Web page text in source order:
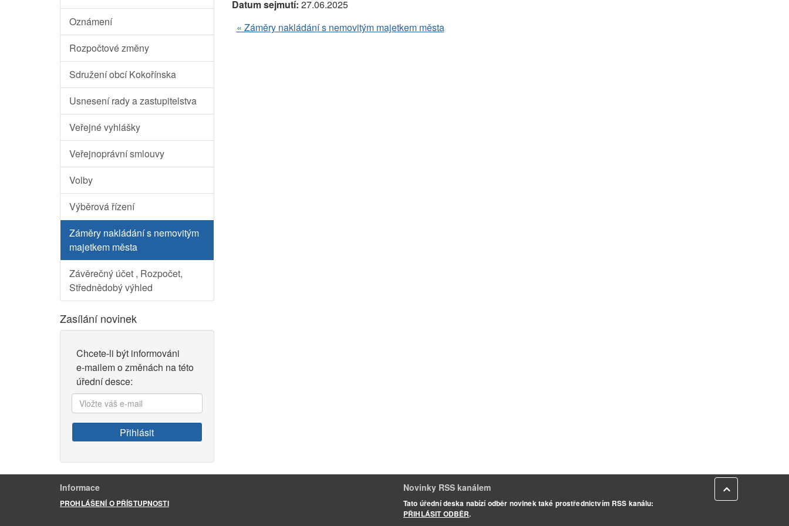
Oznámení
Rozpočtové změny
Sdružení obcí Kokořínska
Usnesení rady a zastupitelstva
Veřejné vyhlášky
Veřejnoprávní smlouvy
Volby
Výběrová řízení
Záměry nakládání s nemovitým
majetkem města
Závěrečný účet , Rozpočet,
Střednědobý výhled
Zasílání novinek
Chcete-li být informováni
e-mailem o změnách na této
úřední desce:
Vložte
váš
e-
mail:
Přihlásit
Datum sejmutí: 27.06.2025
« Záměry nakládání s nemovitým majetkem města
Informace
PROHLÁŠENÍ O PŘÍSTUPNOSTI
Novinky RSS kanálem
Tato úřední deska nabízí odběr novinek také prostřednictvím RSS kanálu:
PŘIHLÁSIT ODBĚR.
Zpět na začátek